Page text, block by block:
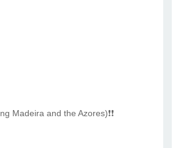
Madeira and the Azores)❗❗